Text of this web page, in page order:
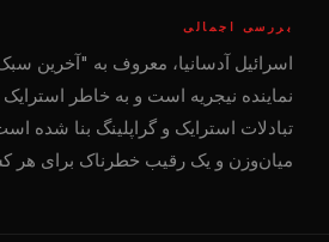
بررسی اجمالی
نماینده نیجریه است و به خاطر
میان‌وزن و یک رقیب خطرناک برای هر